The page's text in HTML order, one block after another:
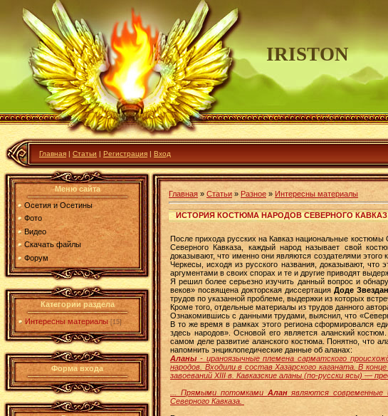
IRISTON
Главная | Статьи | Регистрация | Вход
Меню сайта
Осетия и Осетины
Фото
Видео
Скачать файлы
Форум
Категории раздела
Интересны материалы [15]
Форма входа
Главная » Статьи » Разное » Интересны материалы
ИСТОРИЯ КОСТЮМА НАРОДОВ СЕВЕРНОГО КАВКАЗ
После прихода русских на Кавказ национальные костюмы
Северного Кавказа, каждый народ называет свой
доказывают, что именно они являются создателями
Черкесы, исходя из русского названия, доказывают,
аргументами в своих спорах и те и другие приводят
Я решил более серьезно изучить данный вопрос и
веков» посвящена докторская диссертация Доде
трудов по указанной проблеме, выдержки из которых
Кроме того, отдельные материалы из трудов данного
Ознакомившись с данными трудами, выяснил, что
В то же время в рамках этого региона сформировался
здесь народов». Основой его является аланский
самом деле развитие аланского костюма. Понятно, что
напомнить энциклопедические данные об аланах:
Аланы - ираноязычные племена сарматского
народов. Входили в состав Хазарского каганата. В
завоеваний XIII в. Кавказские аланы (по-русски ясы) —
... Прямыми потомкамиАланявляются современные
Северного Кавказа.